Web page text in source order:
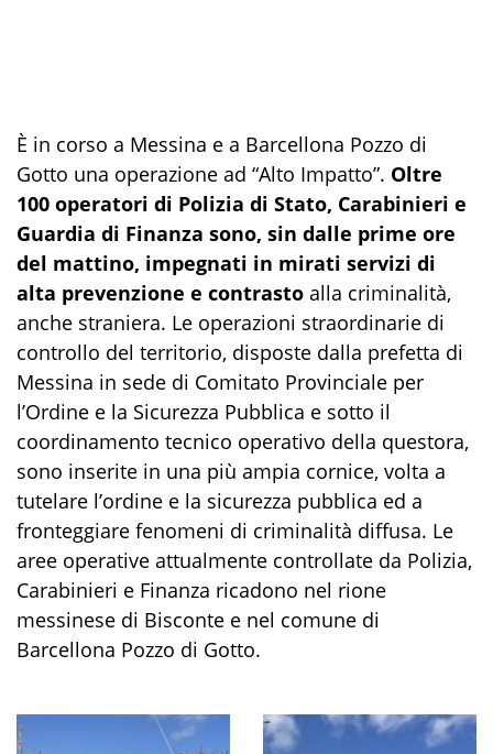
È in corso a Messina e a Barcellona Pozzo di
Gotto una operazione ad “Alto Impatto”. Oltre
100 operatori di Polizia di Stato, Carabinieri e
Guardia di Finanza sono, sin dalle prime ore
del mattino, impegnati in mirati servizi di
alta prevenzione e contrasto alla criminalità,
anche straniera. Le operazioni straordinarie di
controllo del territorio, disposte dalla prefetta di
Messina in sede di Comitato Provinciale per
l’Ordine e la Sicurezza Pubblica e sotto il
coordinamento tecnico operativo della questora,
sono inserite in una più ampia cornice, volta a
tutelare l’ordine e la sicurezza pubblica ed a
fronteggiare fenomeni di criminalità diffusa. Le
aree operative attualmente controllate da Polizia,
Carabinieri e Finanza ricadono nel rione
messinese di Bisconte e nel comune di
Barcellona Pozzo di Gotto.